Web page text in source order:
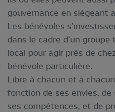
gouvernance en siégeant
Les bénévoles
dans le cadre d’un groupe
local pour agir près de
bénévole particulière.
Libre à chacun et à
fonction de ses envies,
ses compétences, et de